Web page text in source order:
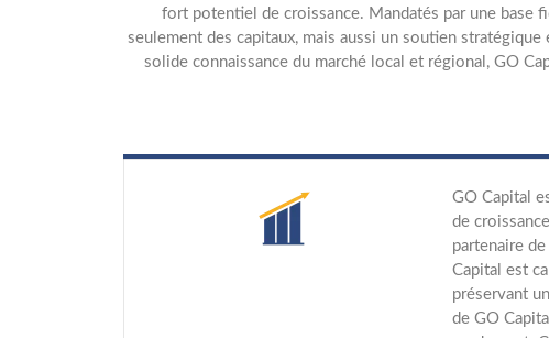
fort potentiel de croissance. Mandatés par une base
seulement des capitaux, mais aussi un soutien
solide connaissance du marché local et régional, GO
GO Capital
de
partenaire
Capital est
préservant
de GO